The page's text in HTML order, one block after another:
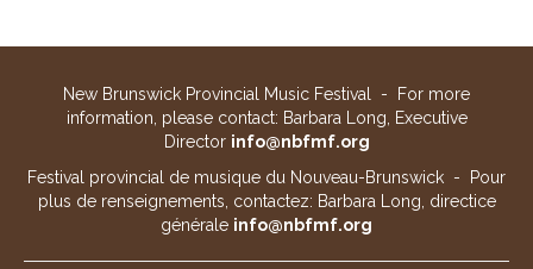
New Brunswick Provincial Music Festival - For more
information, please contact: Barbara Long, Executive
Director info@nbfmf.org
Festival provincial de musique du Nouveau-Brunswick - Pour
plus de renseignements, contactez: Barbara Long, directice
générale info@nbfmf.org